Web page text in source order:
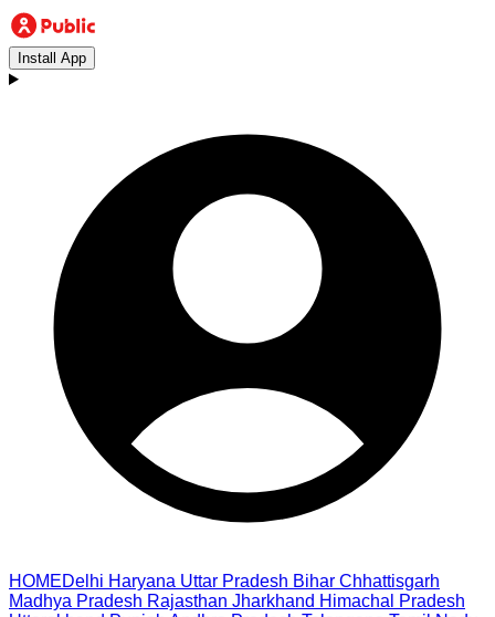
Install App
HOMEDelhi Haryana Uttar Pradesh Bihar Chhattisgarh
Madhya Pradesh Rajasthan Jharkhand Himachal Pradesh